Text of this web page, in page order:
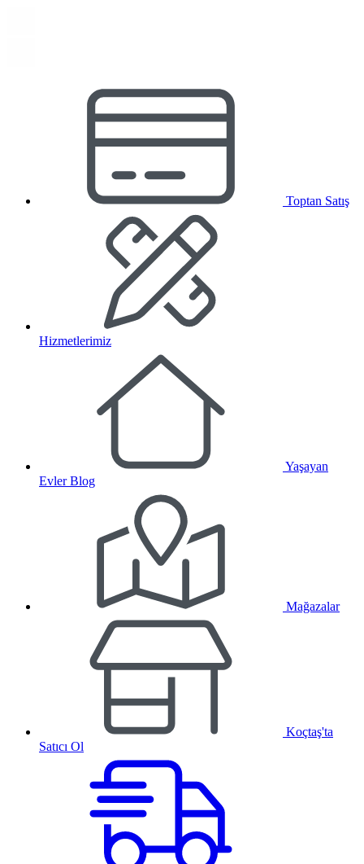
Toptan Satış
Hizmetlerimiz
Yaşayan
Evler Blog
Mağazalar
Koçtaş'ta
Satıcı Ol